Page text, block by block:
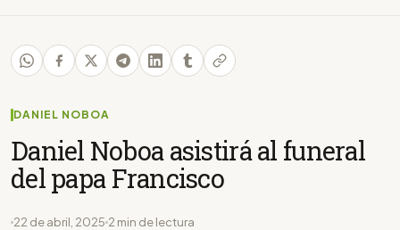
DANIEL NOBOA
Daniel Noboa asistirá al funeral
del papa Francisco
22 de abril, 2025 2 min de lectura